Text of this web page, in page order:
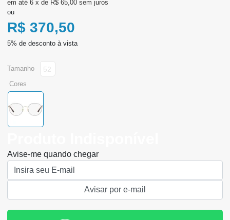
6 x de R$ 65,00 sem juros
ou
R$ 370,50
cores
tamanho 52
Avise-me quando chegar